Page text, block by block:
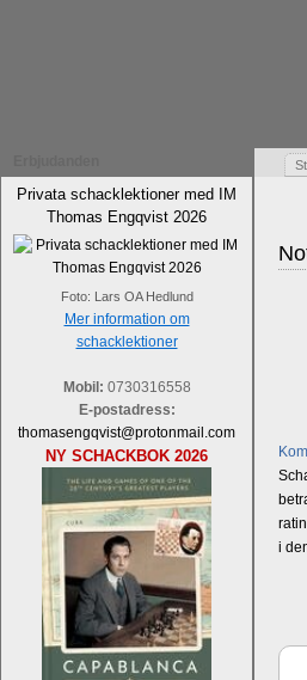
Privata schacklektioner med IM
Thomas Engqvist 2026
Foto: Lars OA Hedlund
Mer information om
schacklektioner
Mobil: 0730316558
E-postadress:
thomasengqvist@protonmail.com
NY SCHACKBOK 2026
i